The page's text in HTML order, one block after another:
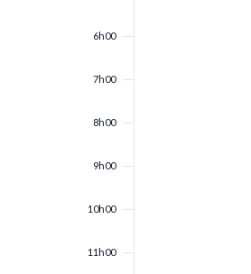
6h00
7h00
8h00
9h00
10h00
11h00